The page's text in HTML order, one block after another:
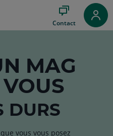
Contact
MAG
DURS
vous vous posez